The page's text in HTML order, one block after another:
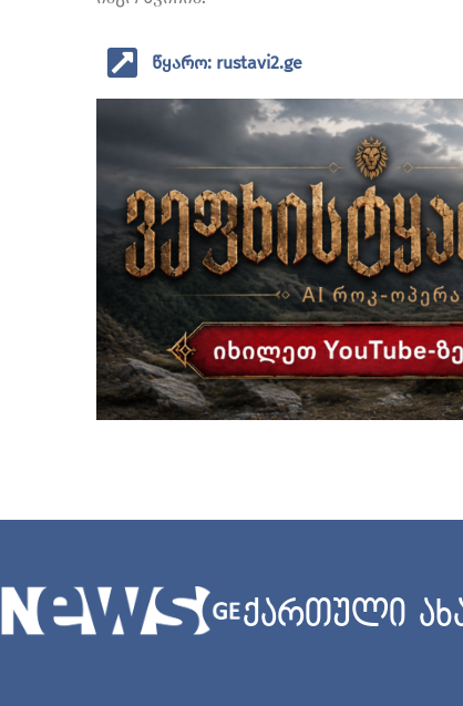
წყარო: rustavi2.ge
ქართული